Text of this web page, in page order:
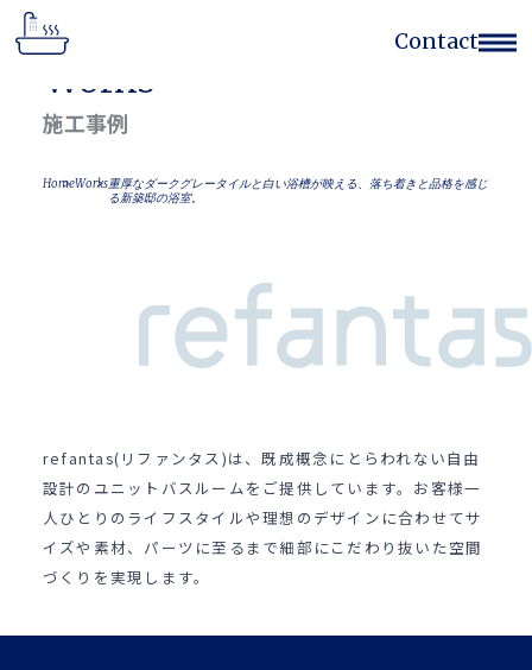
Contact
Home
Works
Concept
Contact Form
サイトのご利用個人情報の取扱
Works
施工事例
HomeWorks重厚なダークグレータイルと白い浴槽が映える、落ち着きと品格を感じ
る新築邸の浴室。
refantas(リファンタス)は、既成概念にとらわれない自由
設計のユニットバスルームをご提供しています。お客様一
人ひとりのライフスタイルや理想のデザインに合わせてサ
イズや素材、パーツに至るまで細部にこだわり抜いた空間
づくりを実現します。